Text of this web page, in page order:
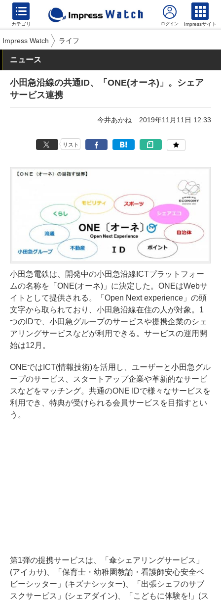
カテゴリ Impressサイト
Impress Watch ライフ
ニュース
小田急沿線の共通ID、「ONE(オーネ)」。シェア
サービス連携
今井あかね 2019年11月11日 12:33
リスト
小田急電鉄は、開発中の小田急沿線ICTプラットフォー
ムの名称を「ONE(オーネ)」に決定した。ONEはWebサ
イトとして提供される。「Open Next experience」の頭
文字から取られており、小田急沿線在住の人が対象。1
つのIDで、小田急グループのサービスや提携企業のシェ
アリングサービスなどが利用できる。サービスの運用開
始は12月。
ONEではICT(情報技術)を活用し、ユーザーと小田急グル
ープのサービス、スタートアップ企業や革新的なサービ
スなどをマッチング。共通のONE IDで様々なサービスを
利用でき、特典が受けられる会員サービスを目指すとい
う。
第1弾の提携サービスは、「傘シェアリングサービス」
(アイカサ)、「保育士・幼稚園教諭・看護師安心安全ベ
ビーシッター」(キズナシッター)、「出張シェフのサブ
スクサービス」(シェアダイン)、「こどもに体験を!」(ス